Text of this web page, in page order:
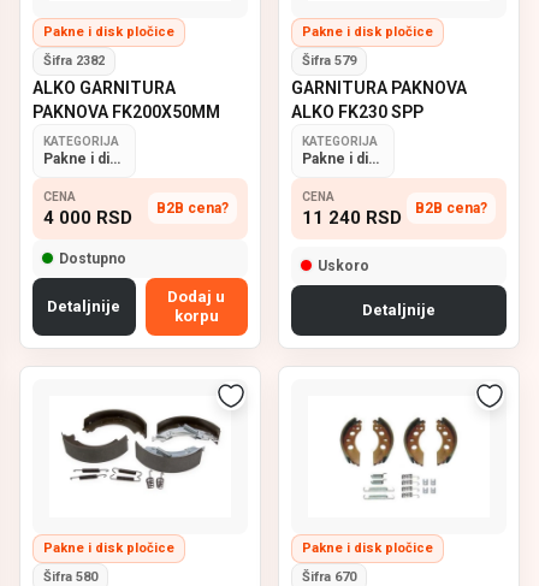
Pakne i disk pločice
Šifra 2382
ALKO GARNITURA
PAKNOVA FK200X50MM
KATEGORIJA
Pakne i disk pločice
CENA
4 000 RSD B2B cena?
Dostupno
Detaljnije
Dodaj u
korpu
Pakne i disk pločice
Šifra 579
GARNITURA PAKNOVA
ALKO FK230 SPP
KATEGORIJA
Pakne i disk pločice
CENA
11 240 RSD B2B cena?
Uskoro
Detaljnije
Pakne i disk pločice
Šifra 580
Pakne i disk pločice
Šifra 670